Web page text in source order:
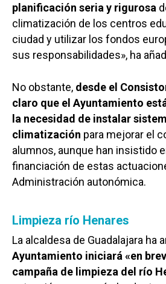
planificación seria y rigurosa
climatización de los centros
ciudad y utilizar los fondos
sus responsabilidades», ha
No obstante, desde el
claro que el Ayuntamiento
la necesidad de instalar
climatización para mejorar el
alumnos, aunque han insistido
financiación de estas
Administración autonómica.
Limpieza río Henares
La alcaldesa de Guadalajara ha
Ayuntamiento iniciará «en
campaña de limpieza del río